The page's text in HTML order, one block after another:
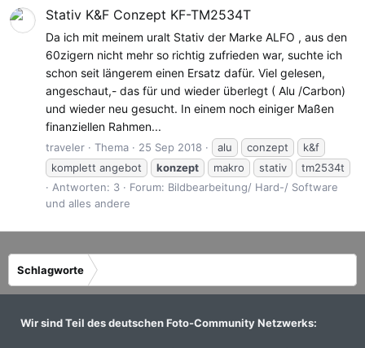
Stativ K&F Conzept KF-TM2534T
Da ich mit meinem uralt Stativ der Marke ALFO , aus den
60zigern nicht mehr so richtig zufrieden war, suchte ich
schon seit längerem einen Ersatz dafür. Viel gelesen,
angeschaut,- das für und wieder überlegt ( Alu /Carbon)
und wieder neu gesucht. In einem noch einiger Maßen
finanziellen Rahmen...
traveler Thema 25 Sep 2018 alu conzept
k&f
komplett angebot
konzept makro stativ
tm2534t
Antworten: 3
Forum: Bildbearbeitung/ Hard-/ Software
und alles andere
Schlagworte
Wir sind Teil des deutschen Foto-Community Netzwerks: